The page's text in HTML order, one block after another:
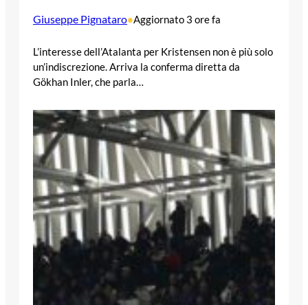
Giuseppe Pignataro•Aggiornato 3 ore fa
L’interesse dell’Atalanta per Kristensen non è più solo
un’indiscrezione. Arriva la conferma diretta da
Gökhan Inler, che parla…